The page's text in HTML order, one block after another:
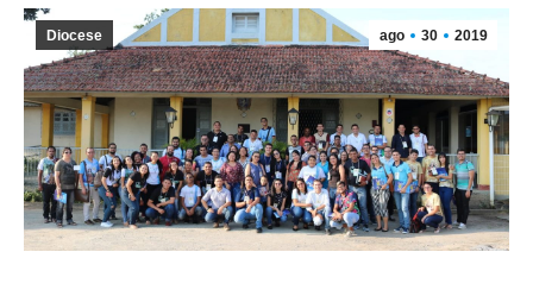
ago 30 2019
Diocese